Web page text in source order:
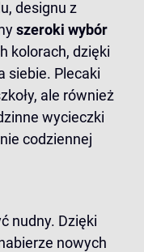
designu z
szeroki wybór
kolorach, dzięki
siebie. Plecaki
ale również
wycieczki
codziennej
nudny. Dzięki
nowych